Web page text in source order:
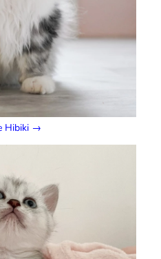
Hibiki →